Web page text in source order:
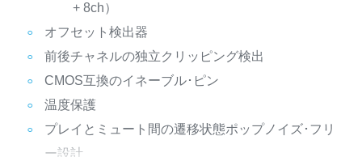
+ 8ch）
オフセット検出器
前後チャネルの独立クリッピング検出
CMOS互換のイネーブル･ピン
温度保護
プレイとミュート間の遷移状態ポップノイズ･フリ
ー設計